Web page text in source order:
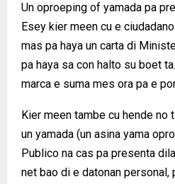
Un oproeping of yamada pa
Esey kier meen cu e
mas pa haya un carta di
pa haya sa con halto su boet
marca e suma mes ora pa e
Kier meen tambe cu hende no
un yamada (un asina yama
Publico na cas pa presenta
net bao di e datonan personal,